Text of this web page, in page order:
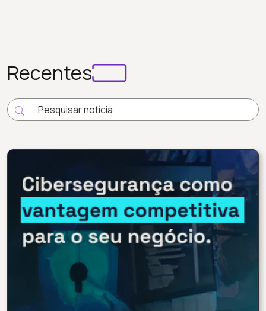
Recentes